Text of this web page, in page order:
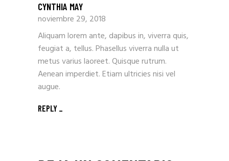
CYNTHIA MAY
noviembre 29, 2018
Aliquam lorem ante, dapibus in, viverra quis,
feugiat a, tellus. Phasellus viverra nulla ut
metus varius laoreet. Quisque rutrum.
Aenean imperdiet. Etiam ultricies nisi vel
augue.
REPLY